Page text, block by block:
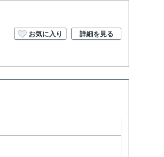
お気に入り 詳細を見る